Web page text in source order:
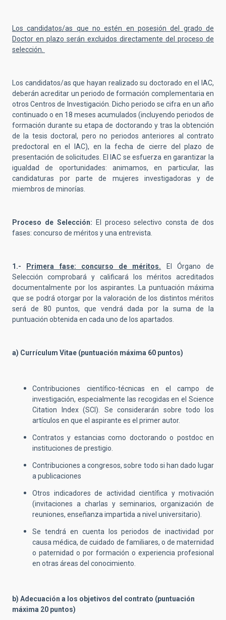
Los candidatos/as que no estén en posesión del grado de
Doctor en plazo serán excluidos directamente del proceso de
selección.
Los candidatos/as que hayan realizado su doctorado en el IAC,
deberán acreditar un periodo de formación complementaria en
otros Centros de Investigación. Dicho periodo se cifra en un año
continuado o en 18 meses acumulados (incluyendo periodos de
formación durante su etapa de doctorando y tras la obtención
de la tesis doctoral, pero no periodos anteriores al contrato
predoctoral en el IAC), en la fecha de cierre del plazo de
presentación de solicitudes. El IAC se esfuerza en garantizar la
igualdad de oportunidades: animamos, en particular, las
candidaturas por parte de mujeres investigadoras y de
miembros de minorías.
Proceso de Selección: El proceso selectivo consta de dos
fases: concurso de méritos y una entrevista.
1.- Primera fase: concurso de méritos. El Órgano de
Selección comprobará y calificará los méritos acreditados
documentalmente por los aspirantes. La puntuación máxima
que se podrá otorgar por la valoración de los distintos méritos
será de 80 puntos, que vendrá dada por la suma de la
puntuación obtenida en cada uno de los apartados.
a) Currículum Vitae (puntuación máxima 60 puntos)
Contribuciones científico-técnicas en el campo de
investigación, especialmente las recogidas en el Science
Citation Index (SCI). Se considerarán sobre todo los
artículos en que el aspirante es el primer autor.
Contratos y estancias como doctorando o postdoc en
instituciones de prestigio.
Contribuciones a congresos, sobre todo si han dado lugar
a publicaciones
Otros indicadores de actividad científica y motivación
(invitaciones a charlas y seminarios, organización de
reuniones, enseñanza impartida a nivel universitario).
Se tendrá en cuenta los periodos de inactividad por
causa médica, de cuidado de familiares, o de maternidad
o paternidad o por formación o experiencia profesional
en otras áreas del conocimiento.
b) Adecuación a los objetivos del contrato (puntuación
máxima 20 puntos)